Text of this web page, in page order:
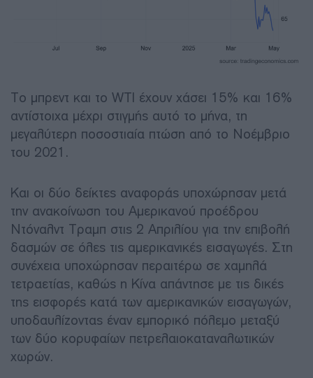
Το μπρεντ και το WTI έχουν χάσει 15% και 16%
αντίστοιχα μέχρι στιγμής αυτό το μήνα, τη
μεγαλύτερη ποσοστιαία πτώση από το Νοέμβριο
του 2021.
Και οι δύο δείκτες αναφοράς υποχώρησαν μετά
την ανακοίνωση του Αμερικανού προέδρου
Ντόναλντ Τραμπ στις 2 Απριλίου για την επιβολή
δασμών σε όλες τις αμερικανικές εισαγωγές. Στη
συνέχεια υποχώρησαν περαιτέρω σε χαμηλά
τετραετίας, καθώς η Κίνα απάντησε με τις δικές
της εισφορές κατά των αμερικανικών εισαγωγών,
υποδαυλίζοντας έναν εμπορικό πόλεμο μεταξύ
των δύο κορυφαίων πετρελαιοκαταναλωτικών
χωρών.